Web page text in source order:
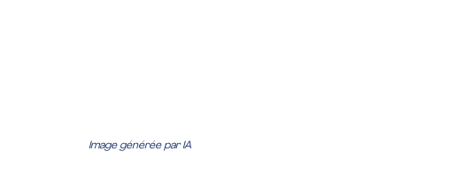
Image générée par IA